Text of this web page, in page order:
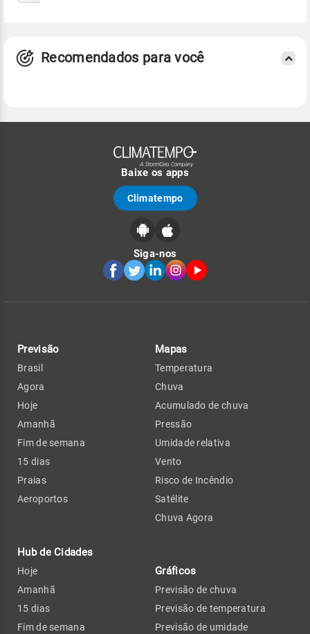
Recomendados para você
Baixe os apps
Climatempo
Siga-nos
Previsão
Brasil
Agora
Hoje
Amanhã
Fim de semana
15 dias
Praias
Aeroportos
Hub de Cidades
Hoje
Amanhã
15 dias
Fim de semana
Mapas
Temperatura
Chuva
Acumulado de chuva
Pressão
Umidade relativa
Vento
Risco de Incêndio
Satélite
Chuva Agora
Gráficos
Previsão de chuva
Previsão de temperatura
Previsão de umidade